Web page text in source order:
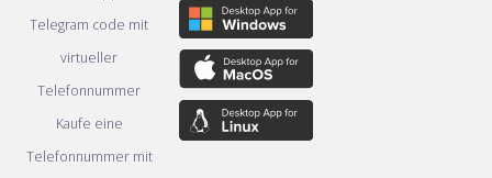
Telegram code mit
virtueller
Telefonnummer
Kaufe eine
Telefonnummer mit